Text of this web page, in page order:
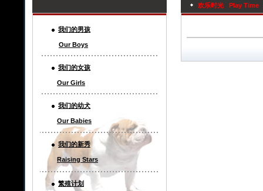
我们的男孩
Our Boys
我们的女孩
Our Girls
我们的幼犬
Our Babies
我们的新秀
Raising Stars
繁殖计划
欢乐时光 Play Time